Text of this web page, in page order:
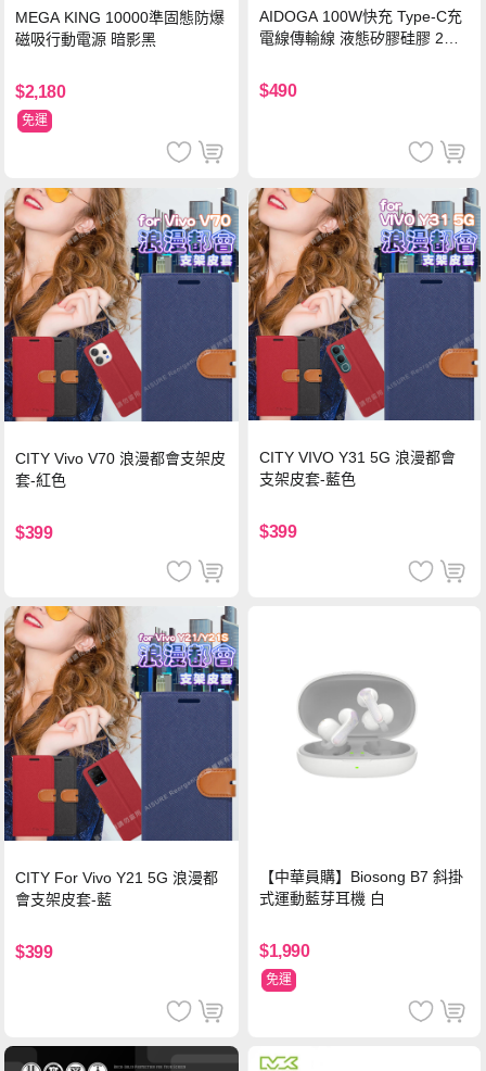
MEGA KING 10000準固態防爆
磁吸行動電源 暗影黑
$2,180
免運
AIDOGA 100W快充 Type-C充
電線傳輸線 液態矽膠硅膠 2M
$490
CITY Vivo V70 浪漫都會支架皮
套-紅色
$399
CITY VIVO Y31 5G 浪漫都會
支架皮套-藍色
$399
CITY For Vivo Y21 5G 浪漫都
會支架皮套-藍
$399
【中華員購】Biosong B7 斜掛
式運動藍芽耳機 白
$1,990
免運